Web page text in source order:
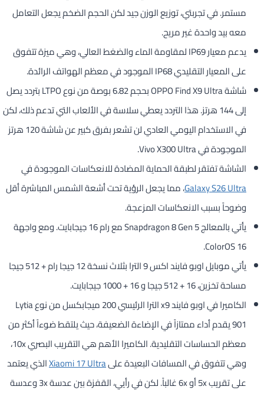
مستمر. في تجربتي، توزيع الوزن جيد لكن الحجم الضخم يجعل التعامل
معه بيد واحدة غير مريح.
يدعم معيار IP69 لمقاومة الماء والضغط العالي، وهي ميزة تتفوق
على المعيار التقليدي IP68 الموجود في معظم الهواتف الرائدة.
شاشة OPPO Find X9 Ultra بحجم 6.82 بوصة من نوع LTPO بتردد يصل
إلى 144 هرتز. هذا التردد يعطي سلاسة في الألعاب التي تدعم ذلك، لكن
في الاستخدام اليومي العادي لن تشعر بفرق كبير عن شاشة 120 هرتز
الموجودة في Vivo X300 Ultra.
الشاشة تفتقر لطبقة الحماية المضادة للانعكاسات الموجودة في
Galaxy S26 Ultra، مما يجعل الرؤية تحت أشعة الشمس المباشرة أقل
وضوحاً بسبب الانعكاسات المزعجة.
يأتي بالمعالج Snapdragon 8 Gen 5 مع رام 16 جيجابايت. ومع واجهة
ColorOS 16.
يأتي موبايل اوبو فايند اكس 9 الترا بثلاث نسخة 12 جيجا رام + 512 جيجا
مساحة تخزين، 16 + 512 جيجا و 16 + 1000 جيجابايت.
الكاميرا في اوبو فايند x9 الترا الرئيسي 200 ميجابكسل من نوع Lytia
901 يقدم أداء ممتازاً في الإضاءة الضعيفة، حيث يلتقط ضوءاً أكثر من
معظم الحساسات التقليدية. الكاميرا الأهم هي التقريب البصري 10x،
وهي تتفوق في المسافات البعيدة علىXiaomi 17 Ultraالذي يعتمد
على تقريب 5x أو 6x غالباً. لكن في رأيي، القفزة بين عدسة 3x وعدسة